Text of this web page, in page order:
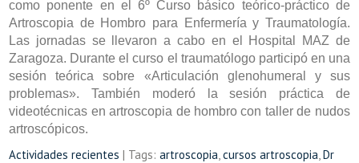
como ponente en el 6º Curso básico teórico-práctico de
Artroscopia de Hombro para Enfermería y Traumatología.
Las jornadas se llevaron a cabo en el Hospital MAZ de
Zaragoza. Durante el curso el traumatólogo participó en una
sesión teórica sobre «Articulación glenohumeral y sus
problemas». También moderó la sesión práctica de
videotécnicas en artroscopia de hombro con taller de nudos
artroscópicos.
Actividades recientes | Tags:artroscopia ,cursos artroscopia ,Dr